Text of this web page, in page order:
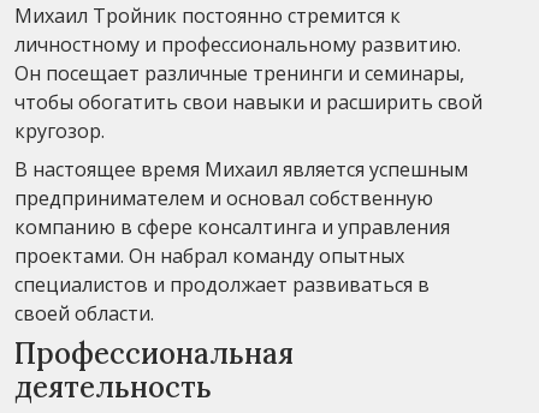
Михаил Тройник постоянно стремится к
личностному и профессиональному развитию.
Он посещает различные тренинги и семинары,
чтобы обогатить свои навыки и расширить свой
кругозор.
В настоящее время Михаил является успешным
предпринимателем и основал собственную
компанию в сфере консалтинга и управления
проектами. Он набрал команду опытных
специалистов и продолжает развиваться в
своей области.
Профессиональная
деятельность